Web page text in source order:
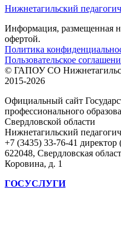
Нижнетагильский
Информация, размещенная
офертой.
Политика
Пользовательское
© ГАПОУ СО
2015-2026
Официальный сайт
профессионального
Свердловской области
Нижнетагильский
+7 (3435) 33-76-41 директор
622048, Свердловская
Коровина, д. 1
ГОСУСЛУГИ